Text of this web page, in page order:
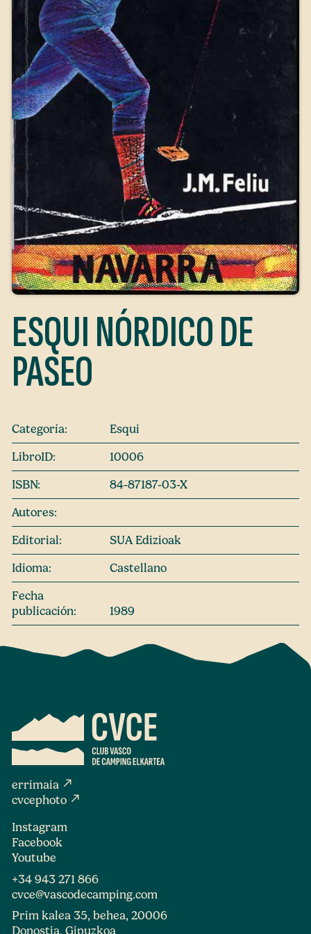
ESQUI NÓRDICO DE
PASEO
Categoría:
Esqui
LibroID:
10006
ISBN:
84-87187-03-X
Autores:
Editorial:
SUA Edizioak
Idioma:
Castellano
Fecha
publicación:
1989
errimaia north_east
cvcephoto north_east
Instagram
Facebook
Youtube
+34 943 271 866
cvce@vascodecamping.com
Prim kalea 35, behea, 20006
Donostia, Gipuzkoa